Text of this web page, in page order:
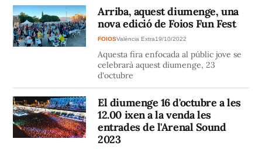
Arriba, aquest diumenge, una
nova edició de Foios Fun Fest
FOIOSValència Extra19/10/2022
Aquesta fira enfocada al públic jove se
celebrarà aquest diumenge, 23
d'octubre
El diumenge 16 d'octubre a les
12.00 ixen a la venda les
entrades de l'Arenal Sound
2023